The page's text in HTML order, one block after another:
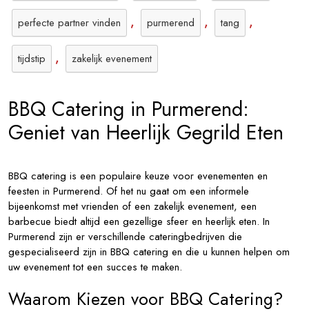
perfecte partner vinden , purmerend , tang ,
tijdstip , zakelijk evenement
BBQ Catering in Purmerend:
Geniet van Heerlijk Gegrild Eten
BBQ catering is een populaire keuze voor evenementen en
feesten in Purmerend. Of het nu gaat om een informele
bijeenkomst met vrienden of een zakelijk evenement, een
barbecue biedt altijd een gezellige sfeer en heerlijk eten. In
Purmerend zijn er verschillende cateringbedrijven die
gespecialiseerd zijn in BBQ catering en die u kunnen helpen om
uw evenement tot een succes te maken.
Waarom Kiezen voor BBQ Catering?